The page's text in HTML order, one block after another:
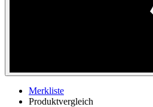
Merkliste
Produktvergleich